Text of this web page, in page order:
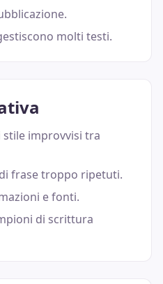
molti testi.
improvvisi tra
frase troppo ripetuti.
e fonti.
di scrittura